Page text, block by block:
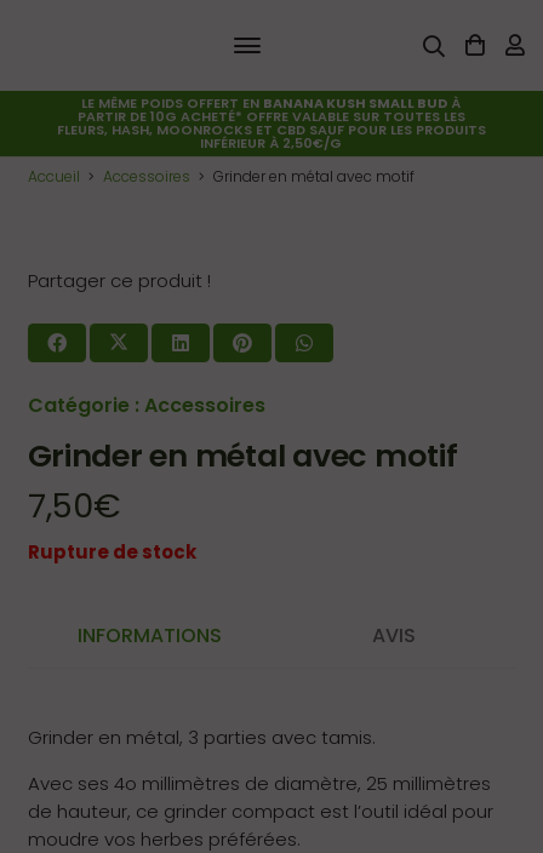
LE MÊME POIDS OFFERT EN BANANA KUSH SMALL BUD À
PARTIR DE 10G ACHETÉ* OFFRE VALABLE SUR TOUTES LES
FLEURS, HASH, MOONROCKS ET CBD SAUF POUR LES PRODUITS
INFÉRIEUR À 2,50€/G
Accueil Accessoires Grinder en métal avec motif
Partager ce produit !
Catégorie : Accessoires
Grinder en métal avec motif
7,50€
Rupture de stock
INFORMATIONS AVIS
Grinder en métal, 3 parties avec tamis.
Avec ses 4o millimètres de diamètre, 25 millimètres
de hauteur, ce grinder compact est l’outil idéal pour
moudre vos herbes préférées.